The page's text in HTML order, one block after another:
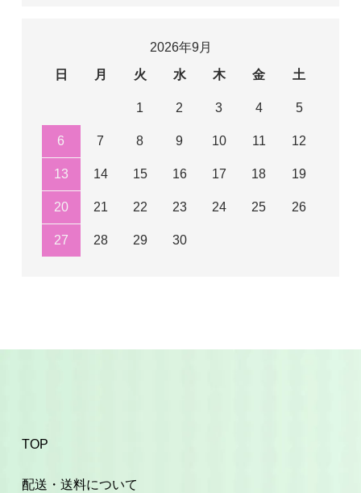
2026年9月
日
月 火 水 木 金 土
1 2 3 4 5
6 7 8 9 10 11 12
13 14 15 16 17 18 19
20 21 22 23 24 25 26
27 28 29 30
TOP
配送・送料について